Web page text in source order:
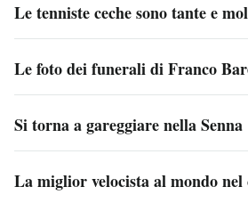
Le tenniste ceche sono tante e
Le foto dei funerali di Franco
Si torna a gareggiare nella Senna
La miglior velocista al mondo nel